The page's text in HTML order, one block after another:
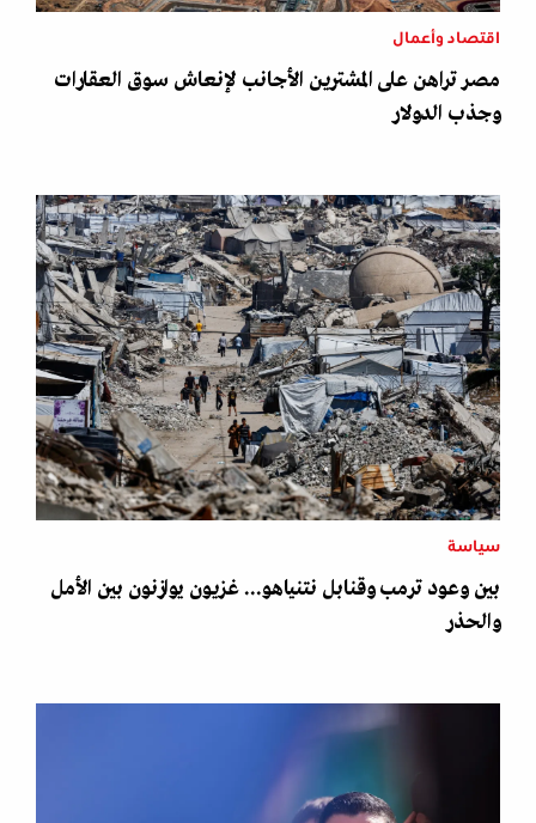
اقتصاد وأعمال
مصر تراهن على المشترين الأجانب لإنعاش سوق العقارات
وجذب الدولار
سياسة
بين وعود ترمب وقنابل نتنياهو... غزيون يوازنون بين الأمل
والحذر